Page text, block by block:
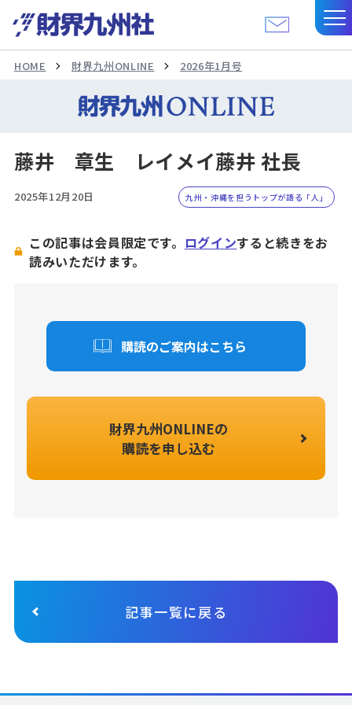
HOME 財界九州ONLINE 2026年1月号
藤井 章生 レイメイ藤井 社長
2025年12月20日 九州・沖縄を担うトップが語る「人」
この記事は会員限定です。 ログインすると続きをお
読みいただけます。
購読のご案内はこちら
財界九州ONLINEの
購読を申し込む
記事一覧に戻る